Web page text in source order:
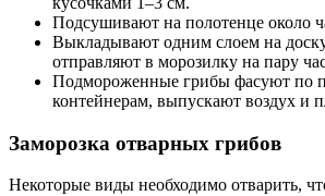
Подсушивают на полотенце около
Выкладывают одним слоем на
отправляют в морозилку на пару
Подмороженные грибы фасуют по
контейнерам, выпускают воздух и
Заморозка отварных грибов
Некоторые виды необходимо отварить,